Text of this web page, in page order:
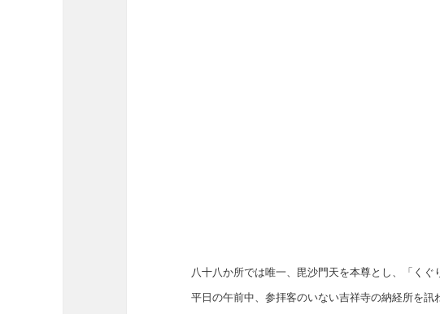
八十八か所では唯一、毘沙門天を本尊とし、「くぐ
平日の午前中、参拝客のいない吉祥寺の納経所を訊